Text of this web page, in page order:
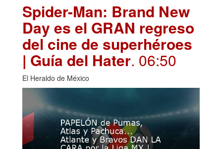
Spider-Man: Brand New
Day es el GRAN regreso
del cine de superhéroes
| Guía del Hater. 06:50
El Heraldo de México